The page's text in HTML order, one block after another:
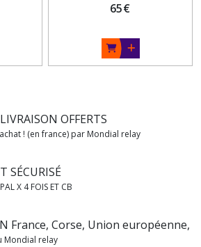
65€
OFFERTS
! (en france) par Mondial relay
SÉCURISÉ
X 4 FOIS ET CB
France, Corse, Union européenne,
Mondial relay